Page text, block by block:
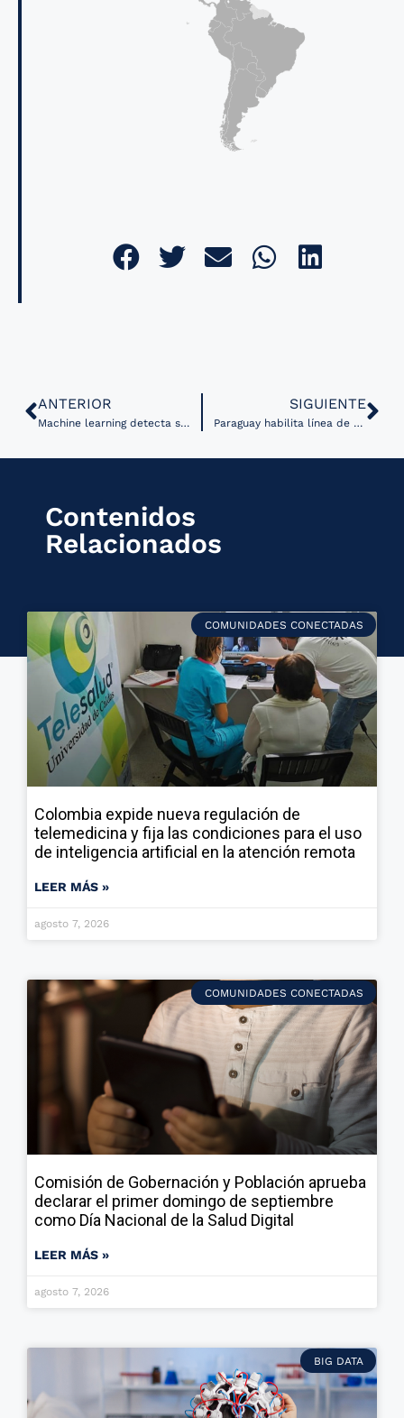
ANTERIOR
Machine learning detecta signos tempranos de psicosis en escaneos cerebrales
SIGUIENTE
Paraguay habilita línea de telemedicina para atender casos de dengue
Contenidos
Relacionados
COMUNIDADES CONECTADAS
Colombia expide nueva regulación de
telemedicina y fija las condiciones para el uso
de inteligencia artificial en la atención remota
LEER MÁS »
agosto 7, 2026
COMUNIDADES CONECTADAS
Comisión de Gobernación y Población aprueba
declarar el primer domingo de septiembre
como Día Nacional de la Salud Digital
LEER MÁS »
agosto 7, 2026
BIG DATA